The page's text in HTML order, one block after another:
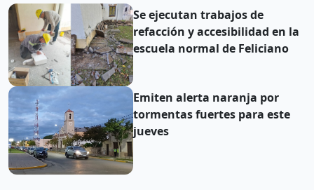
Se ejecutan trabajos de
refacción y accesibilidad en la
escuela normal de Feliciano
Emiten alerta naranja por
tormentas fuertes para este
jueves